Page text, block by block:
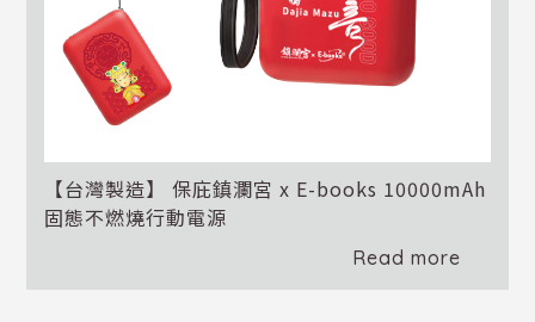
【台灣製造】 保庇鎮瀾宮 x E-books 10000mAh
固態不燃燒行動電源
Read more